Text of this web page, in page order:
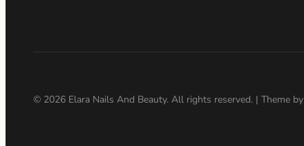
© 2026 Elara Nails And Beauty. All rights reserved. | Theme by